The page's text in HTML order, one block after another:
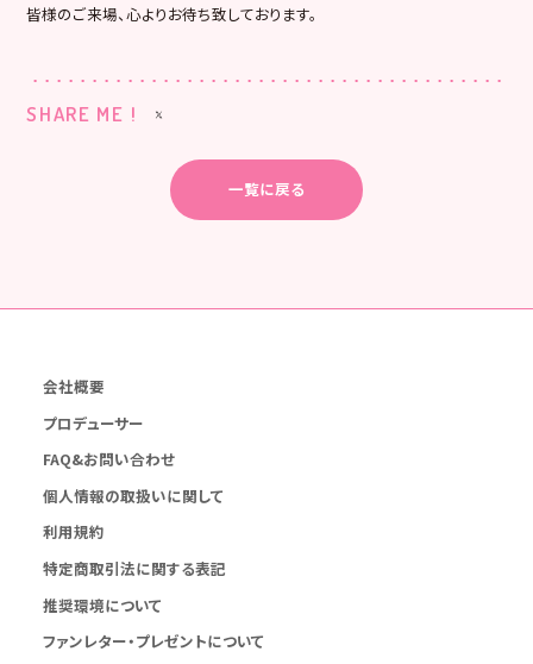
皆様のご来場、心よりお待ち致しております。
SHARE ME !
一覧に戻る
会社概要
プロデューサー
FAQ&お問い合わせ
個人情報の取扱いに関して
利用規約
特定商取引法に関する表記
推奨環境について
ファンレター・プレゼントについて